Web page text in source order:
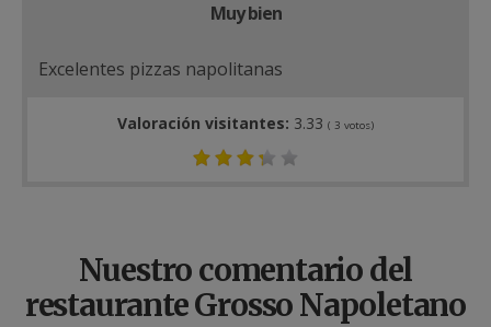
Muy bien
Excelentes pizzas napolitanas
Valoración visitantes: 3.33 ( 3 votos)
Nuestro comentario del
restaurante Grosso Napoletano